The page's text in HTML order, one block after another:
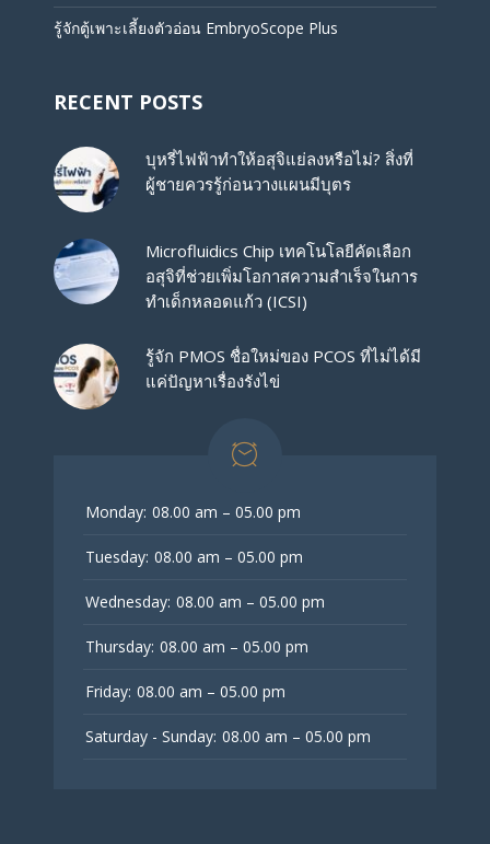
รู้จักตู้เพาะเลี้ยงตัวอ่อน EmbryoScope Plus
RECENT POSTS
บุหรี่ไฟฟ้าทำให้อสุจิแย่ลงหรือไม่? สิ่งที่
ผู้ชายควรรู้ก่อนวางแผนมีบุตร
Microfluidics Chip เทคโนโลยีคัดเลือก
อสุจิที่ช่วยเพิ่มโอกาสความสำเร็จในการ
ทำเด็กหลอดแก้ว (ICSI)
รู้จัก PMOS ชื่อใหม่ของ PCOS ที่ไม่ได้มี
แค่ปัญหาเรื่องรังไข่
Monday: 08.00 am – 05.00 pm
Tuesday: 08.00 am – 05.00 pm
Wednesday: 08.00 am – 05.00 pm
Thursday: 08.00 am – 05.00 pm
Friday: 08.00 am – 05.00 pm
Saturday - Sunday: 08.00 am – 05.00 pm